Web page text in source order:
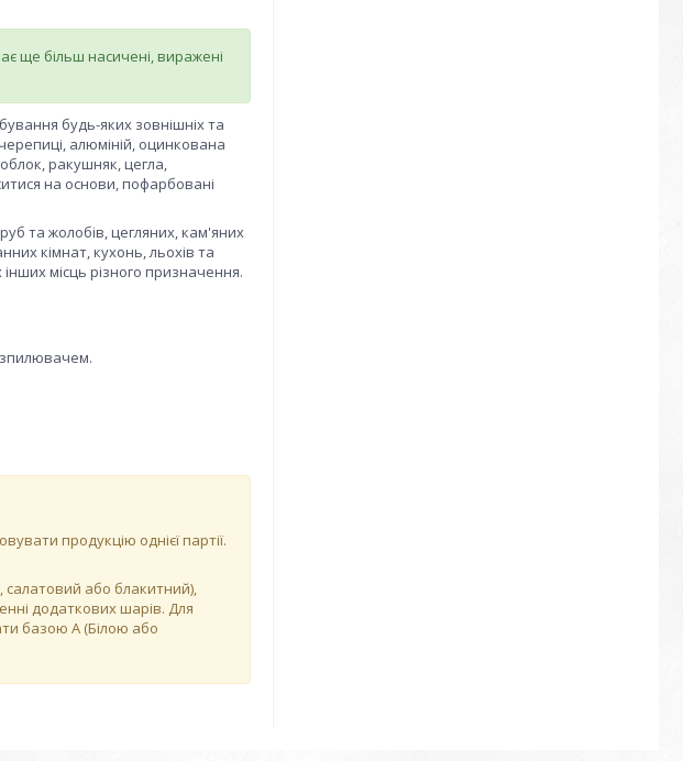
ще більш насичені, виражені
будь-яких зовнішніх та
алюміній, оцинкована
ракушняк, цегла,
на основи, пофарбовані
та жолобів, цегляних, кам'яних
кімнат, кухонь, льохів та
місць різного призначення.
продукцію однієї партії.
або блакитний),
додаткових шарів. Для
базою А (Білою або